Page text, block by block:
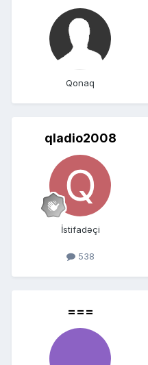
Qonaq
qladio2008
İstifadəçi
538
===